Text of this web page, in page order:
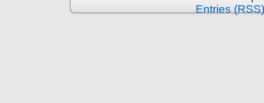
Entries (RSS)